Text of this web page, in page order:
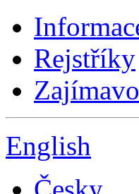
Rejstříky
English